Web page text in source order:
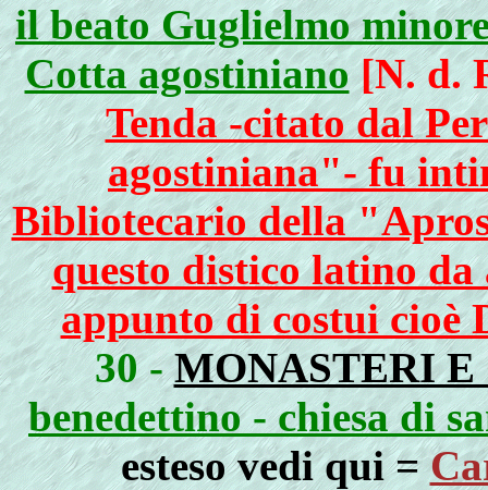
il beato Guglielmo
Cotta agostiniano [N. d.
Tenda -citato dal
agostiniana"- fu
Bibliotecario della
questo distico latino
appunto di costui cioè
30 -MONASTERI
benedettino - chiesa di
esteso vedi qui =